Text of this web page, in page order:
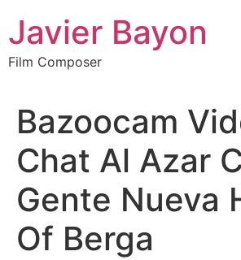
content
Javier Bayon
Film Composer
Bazoocam
Chat Al Azar
Gente Nueva
Of Berga